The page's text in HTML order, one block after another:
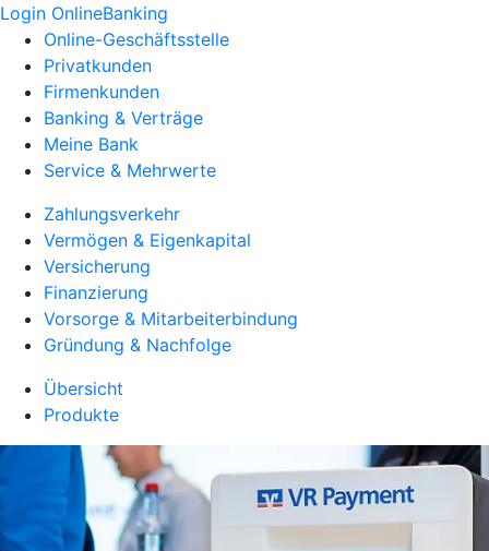
Login OnlineBanking
Online-Geschäftsstelle
Privatkunden
Firmenkunden
Banking & Verträge
Meine Bank
Service & Mehrwerte
Zahlungsverkehr
Vermögen & Eigenkapital
Versicherung
Finanzierung
Vorsorge & Mitarbeiterbindung
Gründung & Nachfolge
Übersicht
Produkte